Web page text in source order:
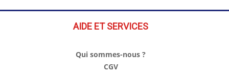
AIDE ET SERVICES
Qui sommes-nous ?
CGV